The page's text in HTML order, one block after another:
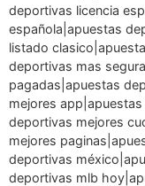
deportivas licencia
española|apuestas
listado
deportivas mas
pagadas|apuestas
mejores
deportivas mejores
mejores
deportivas
deportivas mlb